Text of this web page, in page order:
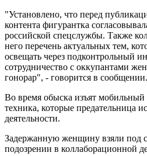
"Установлено, что перед
контента фигурантка
российской спецслужбы. Также
него перечень актуальных тем,
освещать через подконтрольный
сотрудничество с оккупантами
гонорар", - говорится в сообщении.
Во время обыска изъят
техника, которые предательница
деятельности.
Задержанную женщину взяли под
подозрении в коллаборационной